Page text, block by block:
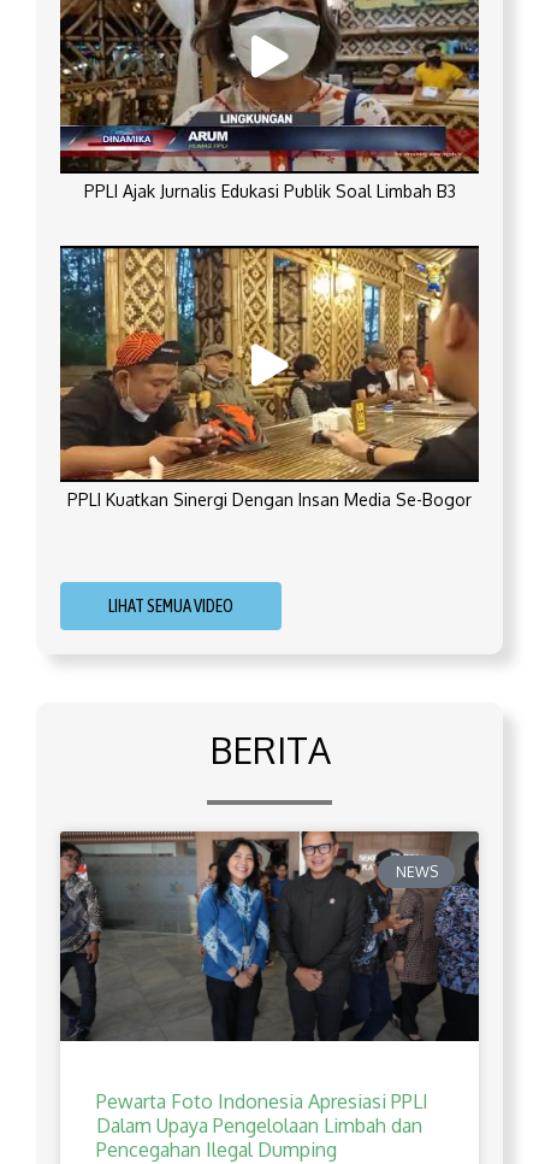
PPLI Ajak Jurnalis Edukasi Publik Soal Limbah B3
PPLI Kuatkan Sinergi Dengan Insan Media Se-Bogor
LIHAT SEMUA VIDEO
BERITA
NEWS
Pewarta Foto Indonesia Apresiasi PPLI
Dalam Upaya Pengelolaan Limbah dan
Pencegahan Ilegal Dumping